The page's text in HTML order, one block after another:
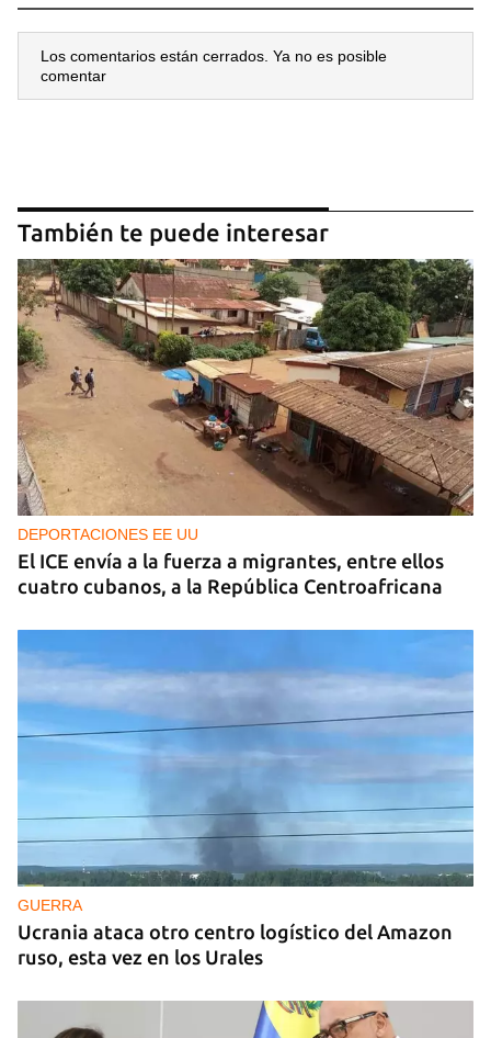
Los comentarios están cerrados. Ya no es posible
comentar
También te puede interesar
DEPORTACIONES EE UU
El ICE envía a la fuerza a migrantes, entre ellos
cuatro cubanos, a la República Centroafricana
GUERRA
Ucrania ataca otro centro logístico del Amazon
ruso, esta vez en los Urales